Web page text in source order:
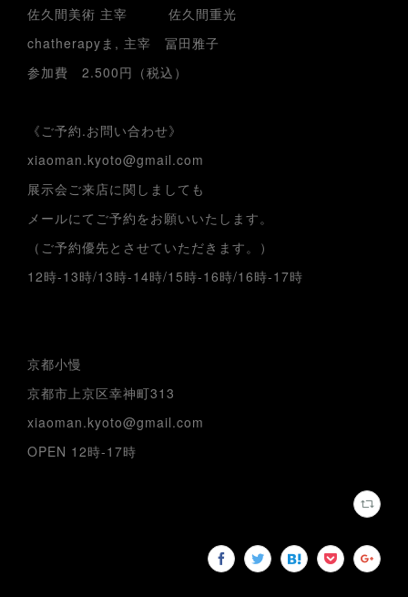
佐久間美術 主宰 佐久間重光
chatherapyま, 主宰 冨田雅子
参加費 2.500円（税込）
《ご予約.お問い合わせ》
xiaoman.kyoto@gmail.com
展示会ご来店に関しましても
メールにてご予約をお願いいたします。
（ご予約優先とさせていただきます。）
12時-13時/13時-14時/15時-16時/16時-17時
京都小慢
京都市上京区幸神町313
xiaoman.kyoto@gmail.com
OPEN 12時-17時